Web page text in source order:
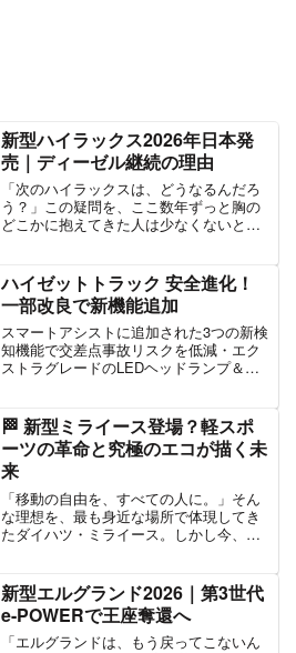
新型ハイラックス2026年日本発
売｜ディーゼル継続の理由
「次のハイラックスは、どうなるんだろ
う？」この疑問を、ここ数年ずっと胸の
どこかに抱えてきた人は少なくないと思
られていく時代。そんな中で、**ハイラ
ックス**という“働...
ハイゼットトラック 安全進化！
一部改良で新機能追加
スマートアシストに追加された3つの新検
知機能で交差点事故リスクを低減・エク
ストラグレードのLEDヘッドランプ＆
ける信頼性と実用性
🏁 新型ミライース登場？軽スポ
ーツの革命と究極のエコが描く未
来
「移動の自由を、すべての人に。」そん
な理想を、最も身近な場所で体現してき
たダイハツ・ミライース。しかし今、私
え、新型ミライースが私たちに見せよう
としているのは、操る喜びと...
新型エルグランド2026｜第3世代
e-POWERで王座奪還へ
「エルグランドは、もう戻ってこないん